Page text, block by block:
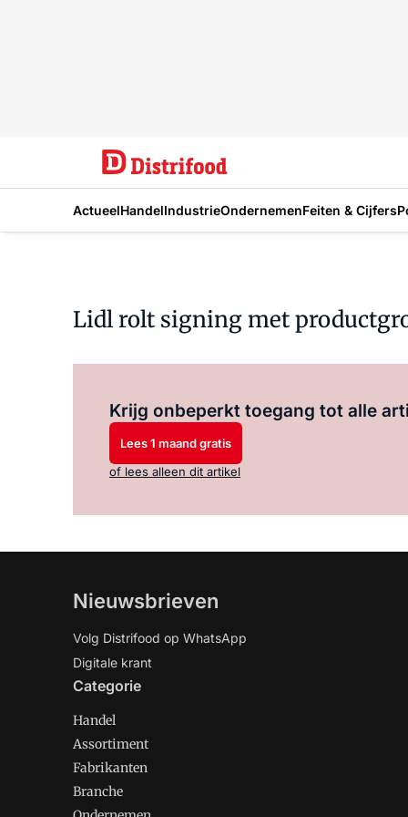
ActueelHandelIndustrieOndernemenFeiten & Cijfers
Lidl rolt signing met
Krijg onbeperkt toegang tot alle
Lees 1 maand gratis
of lees alleen dit artikel
Nieuwsbrieven
Volg Distrifood op WhatsApp
Digitale krant
Categorie
Handel
Assortiment
Fabrikanten
Branche